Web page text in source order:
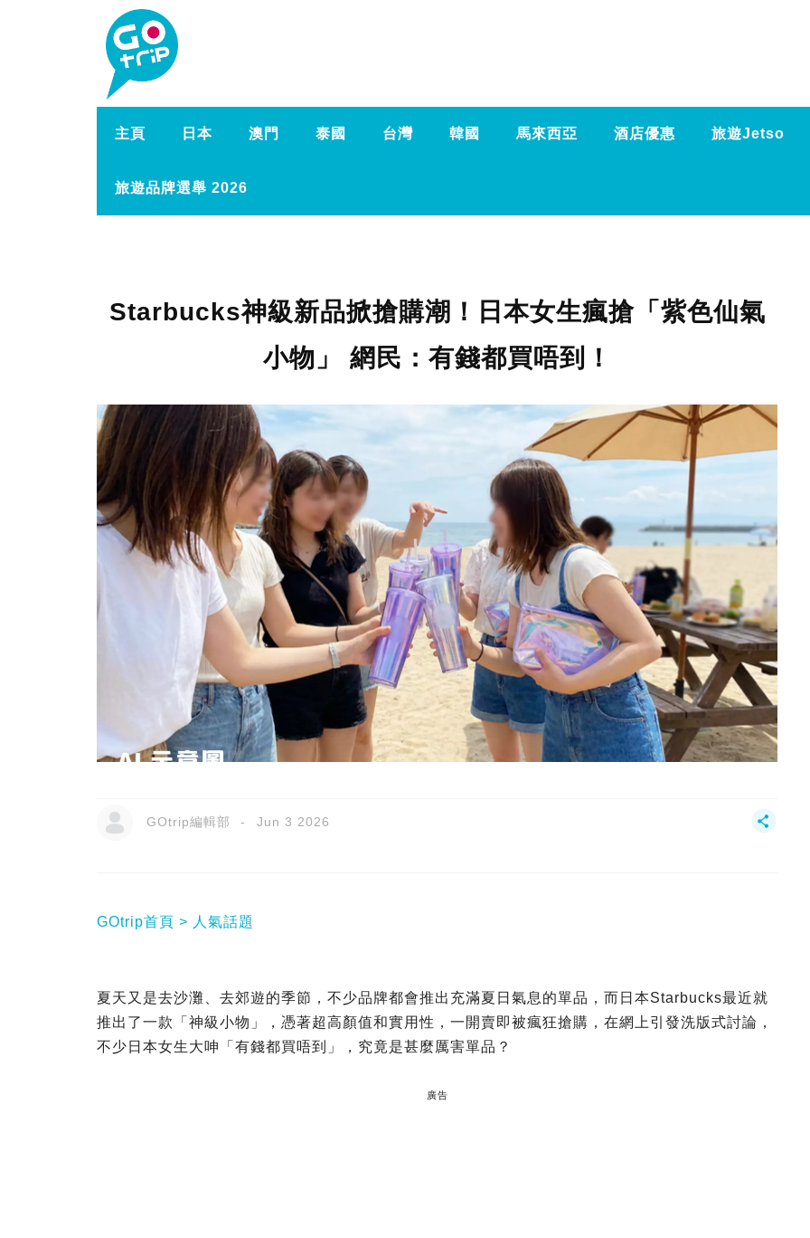
主頁 日本 澳門 泰國 台灣 韓國 馬來西亞 酒店優惠 旅遊Jetso
旅遊品牌選舉 2026
Starbucks神級新品掀搶購潮！日本女生瘋搶「紫色仙氣
小物」 網民：有錢都買唔到！
GOtrip編輯部 Jun 3 2026
GOtrip首頁 人氣話題
夏天又是去沙灘、去郊遊的季節，不少品牌都會推出充滿夏日氣息的單品，而日本Starbucks最近就
推出了一款「神級小物」，憑著超高顏值和實用性，一開賣即被瘋狂搶購，在網上引發洗版式討論，
不少日本女生大呻「有錢都買唔到」，究竟是甚麼厲害單品？
廣告